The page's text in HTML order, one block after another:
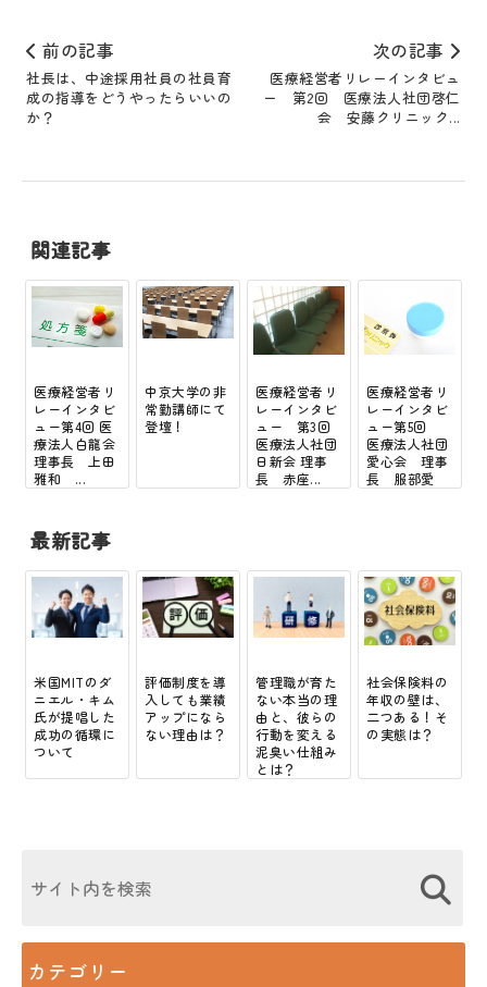
前の記事
社長は、中途採用社員の社員育
成の指導をどうやったらいいの
か？
次の記事
医療経営者リレーインタビュ
ー 第2回 医療法人社団啓仁
会 安藤クリニック...
関連記事
医療経営者リ
レーインタビ
ュー第4回 医
療法人白龍会
理事長 上田
雅和 ...
中京大学の非
常勤講師にて
登壇！
医療経営者リ
レーインタビ
ュー 第3回
医療法人社団
日新会 理事
長 赤座...
医療経営者リ
レーインタビ
ュー第5回
医療法人社団
愛心会 理事
長 服部愛
最新記事
米国MITのダ
ニエル・キム
氏が提唱した
成功の循環に
ついて
評価制度を導
入しても業績
アップになら
ない理由は？
管理職が育た
ない本当の理
由と、彼らの
行動を変える
泥臭い仕組み
とは？
社会保険料の
年収の壁は、
二つある！そ
の実態は？
カテゴリー